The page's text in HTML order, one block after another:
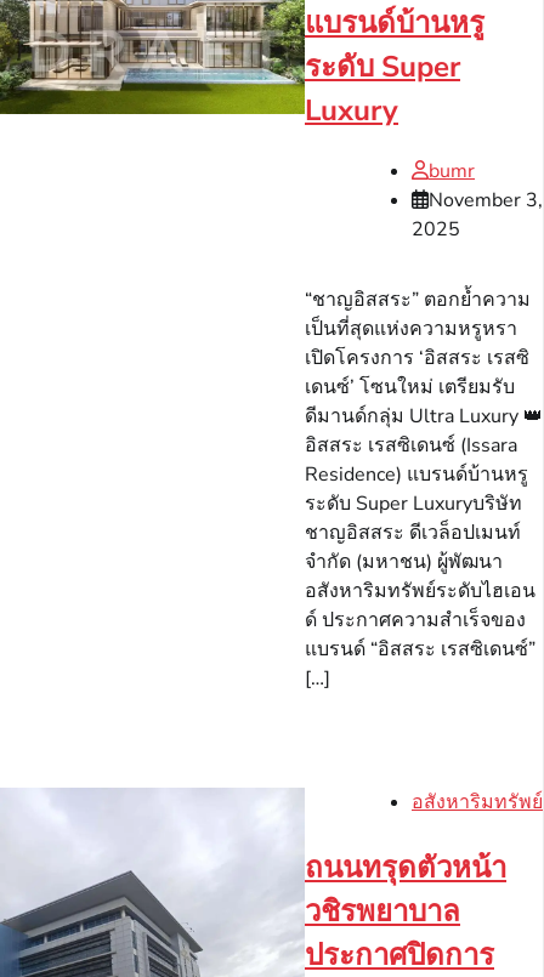
แบรนด์บ้านหรู
ระดับ Super
Luxury
bumr
November 3,
2025
“ชาญอิสสระ” ตอกย้ำความ
เป็นที่สุดแห่งความหรูหรา
เปิดโครงการ ‘อิสสระ เรสซิ
เดนซ์’ โซนใหม่ เตรียมรับ
ดีมานด์กลุ่ม Ultra Luxury 👑
อิสสระ เรสซิเดนซ์ (Issara
Residence) แบรนด์บ้านหรู
ระดับ Super Luxuryบริษัท
ชาญอิสสระ ดีเวล็อปเมนท์
จำกัด (มหาชน) ผู้พัฒนา
อสังหาริมทรัพย์ระดับไฮเอน
ด์ ประกาศความสำเร็จของ
แบรนด์ “อิสสระ เรสซิเดนซ์”
[…]
อสังหาริมทรัพย์
ถนนทรุดตัวหน้า
วชิรพยาบาล
ประกาศปิดการ